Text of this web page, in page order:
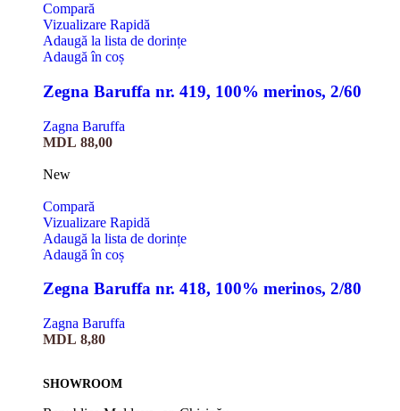
Compară
Vizualizare Rapidă
Adaugă la lista de dorințe
Adaugă în coș
Zegna Baruffa nr. 419, 100% merinos, 2/60
Zagna Baruffa
MDL 88,00
New
Compară
Vizualizare Rapidă
Adaugă la lista de dorințe
Adaugă în coș
Zegna Baruffa nr. 418, 100% merinos, 2/80
Zagna Baruffa
MDL 8,80
SHOWROOM